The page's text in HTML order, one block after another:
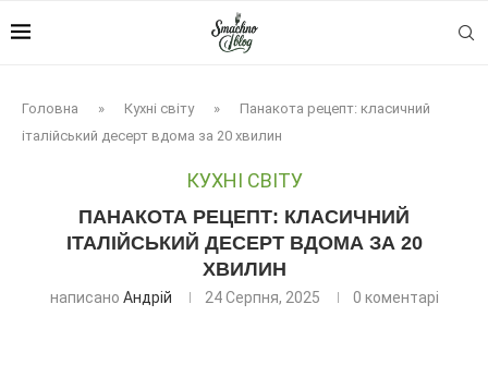
Головна » Кухні світу »
Панакота рецепт: класичний
італійський десерт вдома за 20 хвилин
КУХНІ СВІТУ
ПАНАКОТА РЕЦЕПТ: КЛАСИЧНИЙ
ІТАЛІЙСЬКИЙ ДЕСЕРТ ВДОМА ЗА 20
ХВИЛИН
написано Андрій 24 Серпня, 2025 0 коментарі